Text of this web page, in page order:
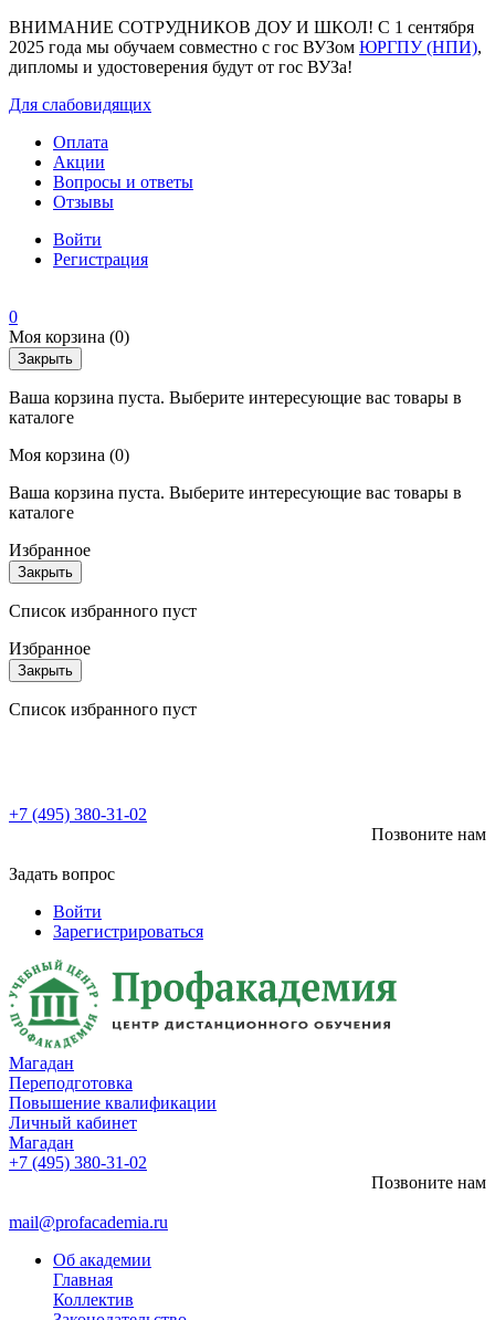
ВНИМАНИЕ СОТРУДНИКОВ ДОУ И ШКОЛ! С 1 сентября
2025 года мы обучаем совместно с гос ВУЗом ЮРГПУ (НПИ),
дипломы и удостоверения будут от гос ВУЗа!
Для слабовидящих
Оплата
Акции
Вопросы и ответы
Отзывы
Войти
Регистрация
0
Моя корзина (0)
Закрыть
Ваша корзина пуста. Выберите интересующие вас товары в
каталоге
Моя корзина (0)
Ваша корзина пуста. Выберите интересующие вас товары в
каталоге
Избранное
Закрыть
Список избранного пуст
Избранное
Закрыть
Список избранного пуст
+7 (495) 380-31-02
Позвоните нам
Задать вопрос
Войти
Зарегистрироваться
Магадан
Переподготовка
Повышение квалификации
Личный кабинет
Магадан
+7 (495) 380-31-02
Позвоните нам
mail@profacademia.ru
Об академии
Главная
Коллектив